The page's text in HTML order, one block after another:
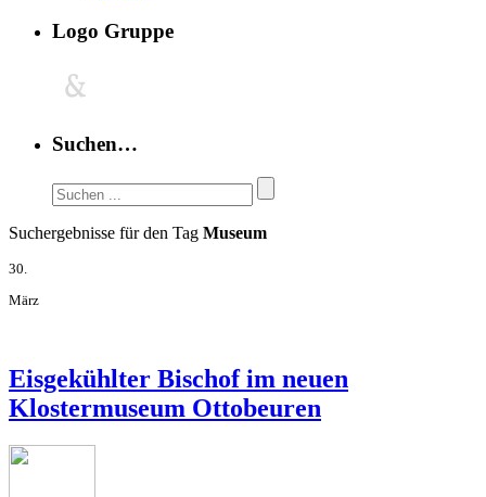
Logo Gruppe
Suchen…
Suchergebnisse für den Tag Museum
30.
März
Eisgekühlter Bischof im neuen
Klostermuseum Ottobeuren